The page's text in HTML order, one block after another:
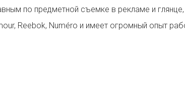
по предметной съемке в рекламе и
Reebok, Numéro и имеет огромный опыт